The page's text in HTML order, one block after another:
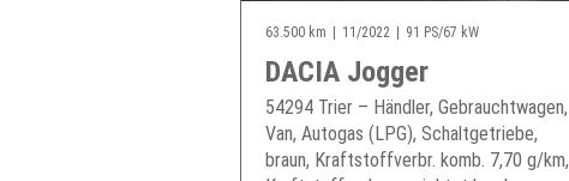
63.500 km 11/2022 91 PS/67 kW
DACIA Jogger
54294 Trier – Händler, Gebrauchtwagen,
Van, Autogas (LPG), Schaltgetriebe,
braun, Kraftstoffverbr. komb. 7,70 g/km,